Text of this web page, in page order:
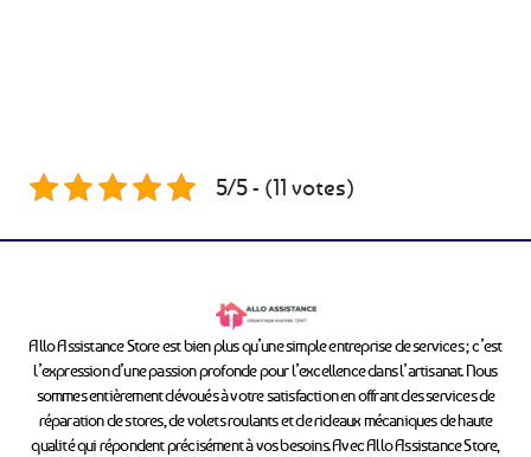
5/5 - (11 votes)
Allo Assistance Store est bien plus qu’une simple entreprise de services ; c’est
l’expression d’une passion profonde pour l’excellence dans l’artisanat. Nous
sommes entièrement dévoués à votre satisfaction en offrant des services de
réparation de stores, de volets roulants et de rideaux mécaniques de haute
qualité qui répondent précisément à vos besoins. Avec Allo Assistance Store,